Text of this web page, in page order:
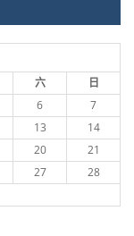
六
日
6
7
13
14
20
21
27
28